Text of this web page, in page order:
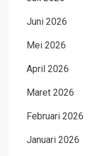
Juni 2026
Mei 2026
April 2026
Maret 2026
Februari 2026
Januari 2026